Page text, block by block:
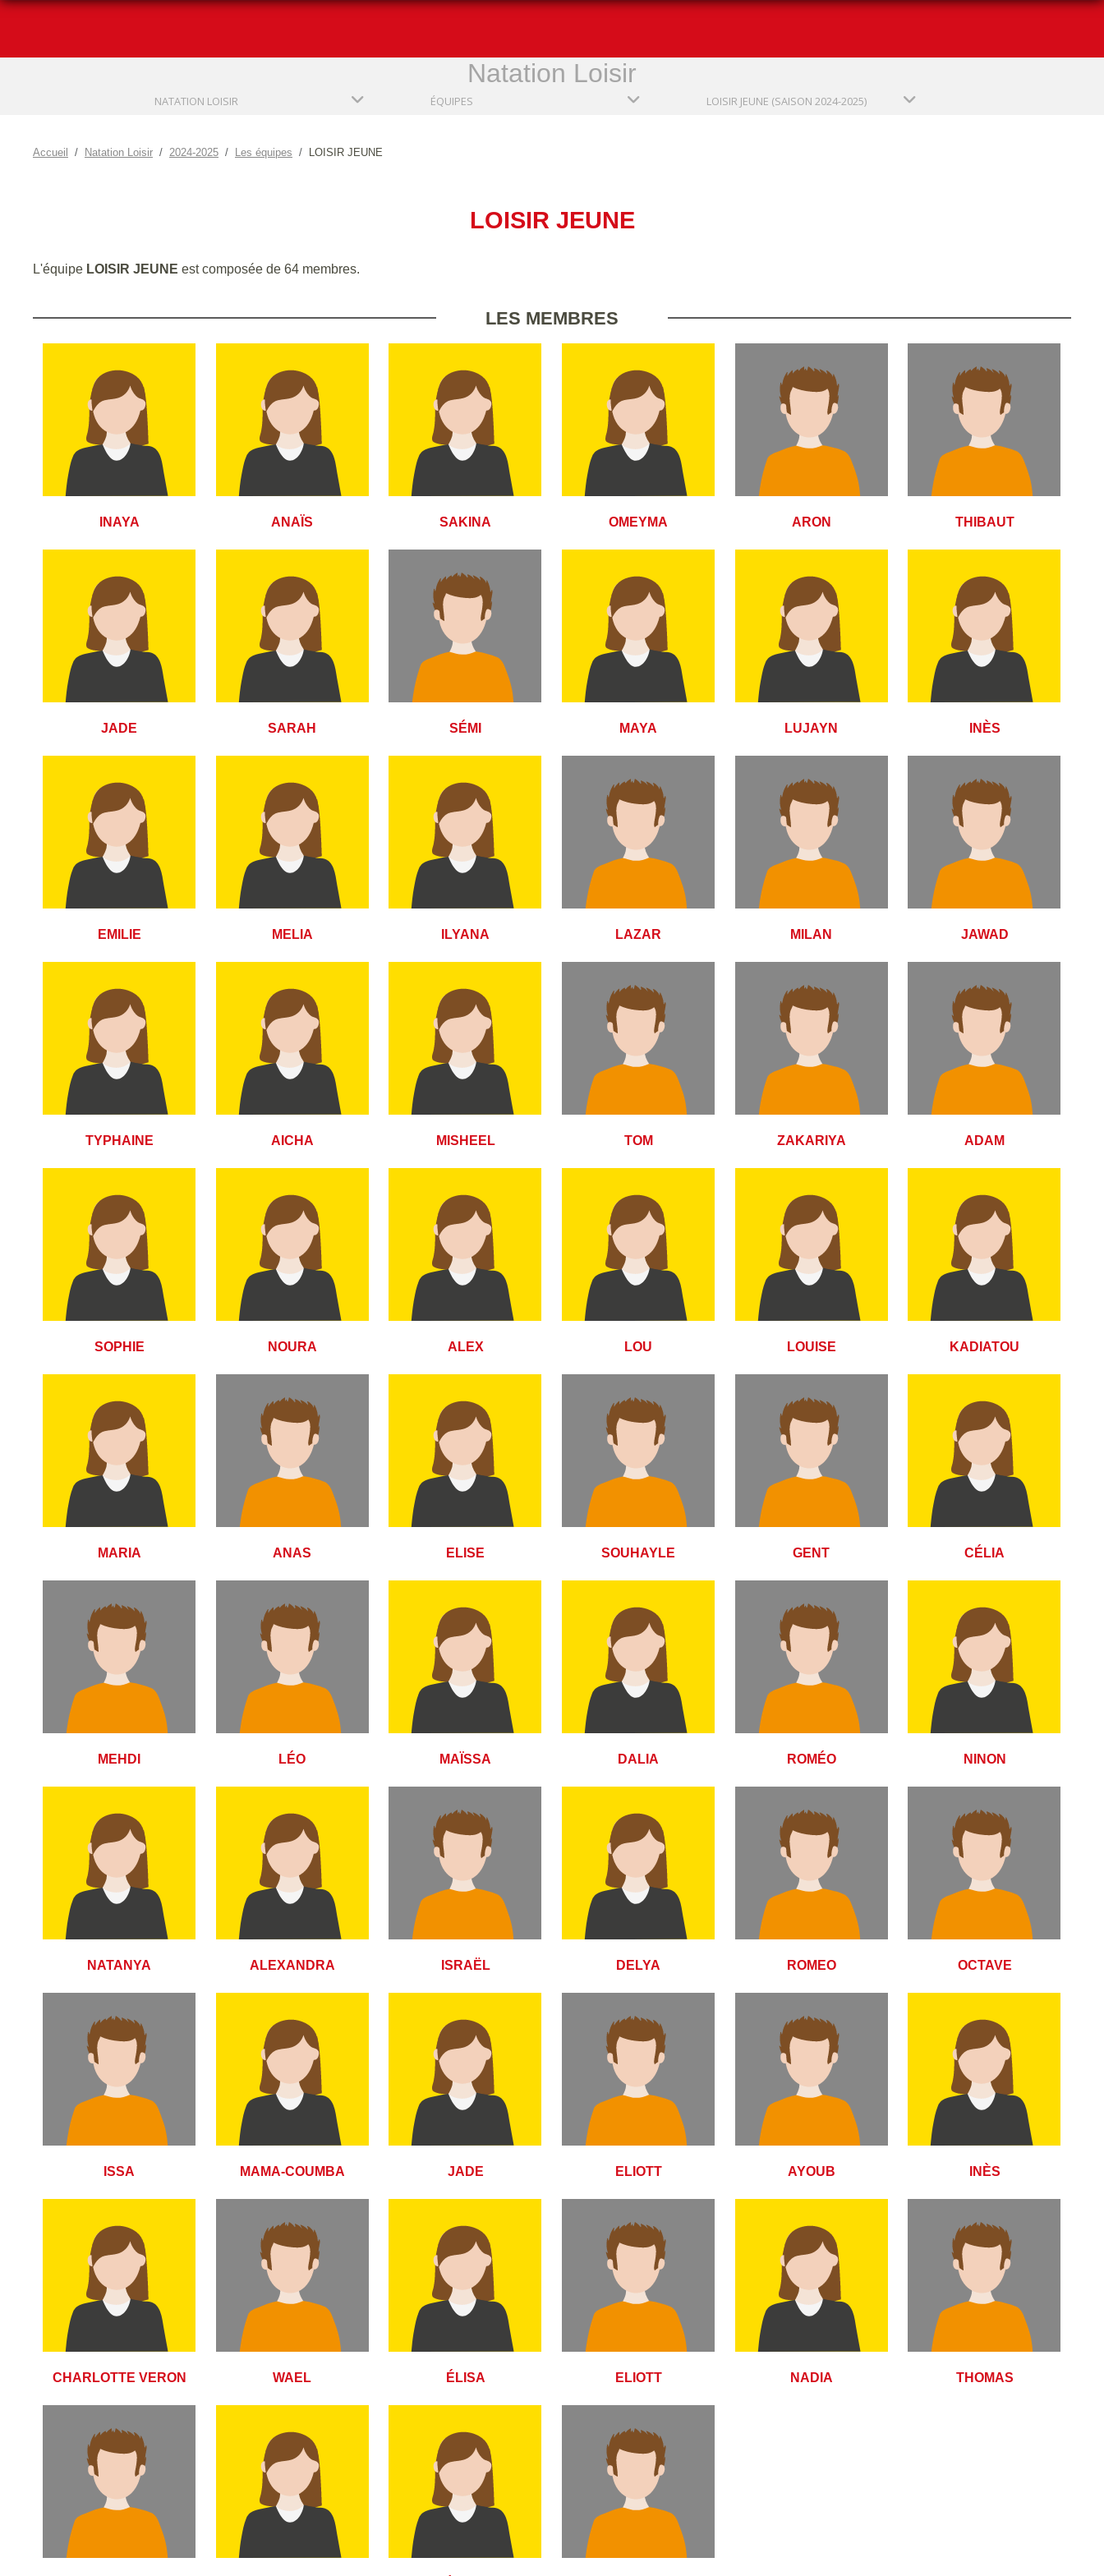
Natation Loisir
NATATION LOISIR ÉQUIPES LOISIR JEUNE (SAISON 2024-2025)
Accueil Natation Loisir 2024-2025 Les équipes LOISIR JEUNE
LOISIR JEUNE
L'équipe LOISIR JEUNE est composée de 64 membres.
LES MEMBRES
INAYA ANAÏS SAKINA OMEYMA ARON THIBAUT
JADE SARAH SÉMI MAYA LUJAYN INÈS
EMILIE MELIA ILYANA LAZAR MILAN JAWAD
TYPHAINE AICHA MISHEEL TOM ZAKARIYA ADAM
SOPHIE NOURA ALEX LOU LOUISE KADIATOU
MARIA ANAS ELISE SOUHAYLE GENT CÉLIA
MEHDI LÉO MAÏSSA DALIA ROMÉO NINON
NATANYA ALEXANDRA ISRAËL DELYA ROMEO OCTAVE
ISSA MAMA-COUMBA JADE ELIOTT AYOUB INÈS
CHARLOTTE VERON WAEL ÉLISA ELIOTT NADIA THOMAS